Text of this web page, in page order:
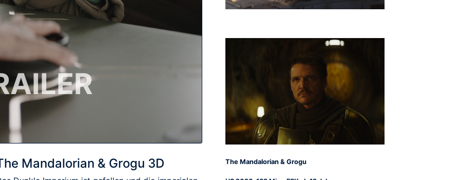
Mandalorian & Grogu 3D The Mandalorian & Grogu